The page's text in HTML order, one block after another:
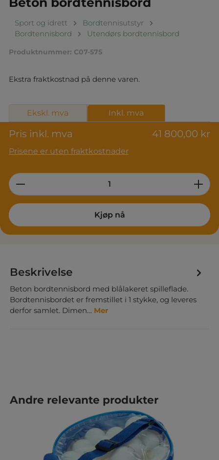
Sport og idrett
Bordtennisutstyr
Bordtennisbord
Utendørs bordtennisbord
Produktnummer: C07-575
Ekstra fraktkostnad på denne varen.
Pris inkl. mva 41 800,00 kr
Prisene er uten fraktkostnader
Ekskl. mva Inkl. mva
Product Quantity: Enter the desired
Kjøp nå
Beskrivelse
Beton bordtennisbord med blålakeret spilleflade.
Bordtennisbordet er fremstillet i 1 stykke, og leveres
derfor samlet. Dimen… Mer
Hopp over produktgalleri
Andre relevante produkter